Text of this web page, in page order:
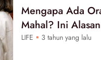
Mengapa Ada
Mahal? Ini
LIFE 3 tahun yang lalu